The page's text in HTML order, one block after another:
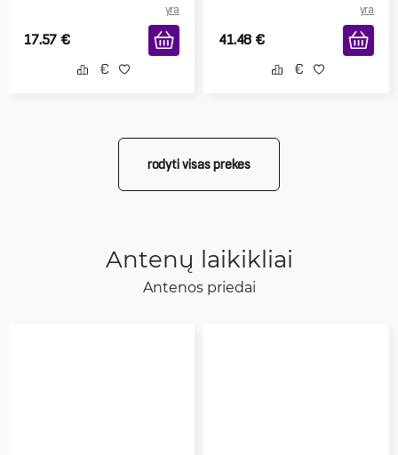
yra
17.57 €
yra
41.48 €
rodyti visas prekes
Antenų laikikliai
Antenos priedai